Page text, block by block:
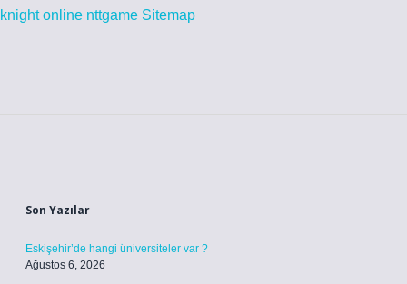
knight online nttgame Sitemap
Son Yazılar
Eskişehir’de hangi üniversiteler var ?
Ağustos 6, 2026